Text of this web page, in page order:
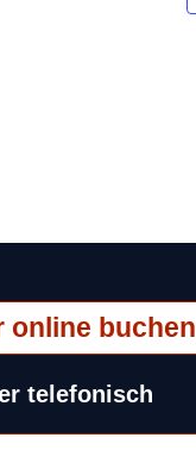
online buchen
telefonisch